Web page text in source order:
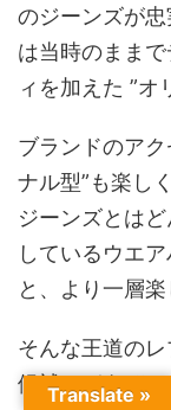
のジーンズが
は当時のまま
ィを加えた ”オ
ブランドのア
ナル型”も楽し
ジーンズとは
しているウエ
と、より一層
そんな王道の
候補にどうぞ。
Translate »